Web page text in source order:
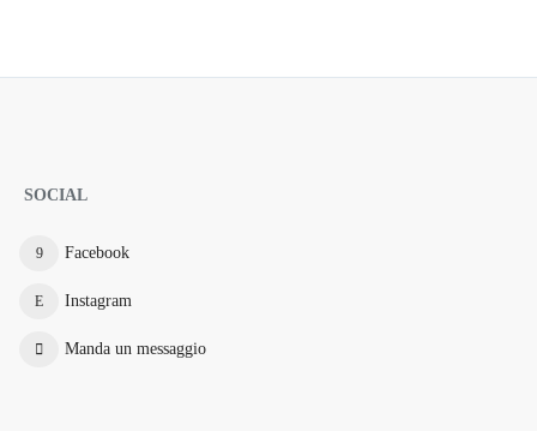
SOCIAL
Facebook
Instagram
Manda un messaggio